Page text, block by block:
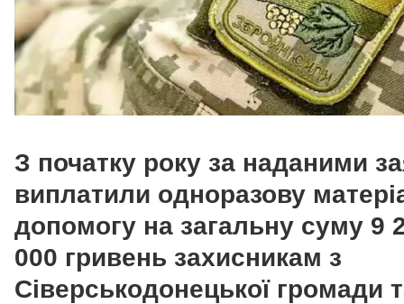
З початку року за наданими
виплатили одноразову
допомогу на загальну суму 9
000 гривень захисникам з
Сіверськодонецької громади